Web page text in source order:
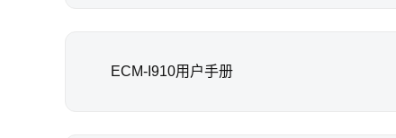
ECM-I910用户手册